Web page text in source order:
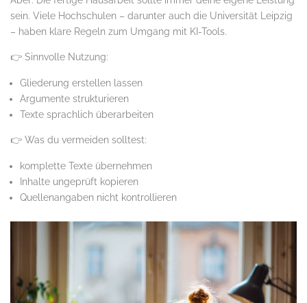
sein. Viele Hochschulen – darunter auch die Universität Leipzig
– haben klare Regeln zum Umgang mit KI-Tools.
👉 Sinnvolle Nutzung:
Gliederung erstellen lassen
Argumente strukturieren
Texte sprachlich überarbeiten
👉 Was du vermeiden solltest:
komplette Texte übernehmen
Inhalte ungeprüft kopieren
Quellenangaben nicht kontrollieren